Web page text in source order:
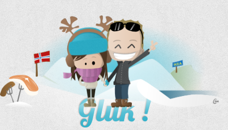
Gluk !